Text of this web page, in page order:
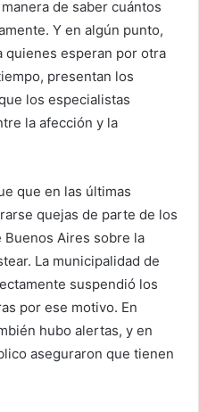
de saber cuántos
Y en algún punto,
quienes esperan por otra
presentan los
los especialistas
la afección y la
que en las últimas
quejas de parte de los
Aires sobre la
La municipalidad de
suspendió los
por ese motivo. En
hubo alertas, y en
aseguraron que tienen